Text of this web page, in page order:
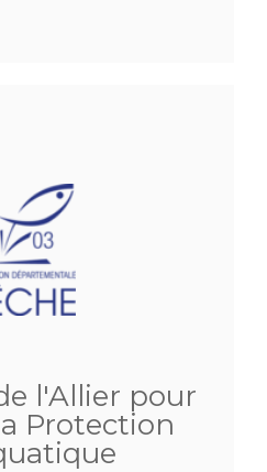
l'Allier pour
Protection